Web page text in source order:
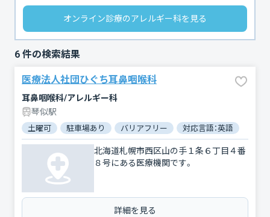
オンライン診療のアレルギー科を見る
6 件の検索結果
医療法人社団ひぐち耳鼻咽喉科
耳鼻咽喉科/アレルギー科
琴似駅
土曜可 駐車場あり バリアフリー 対応言語：英語
北海道札幌市西区山の手１条６丁目４番
８号にある医療機関です。
詳細を見る